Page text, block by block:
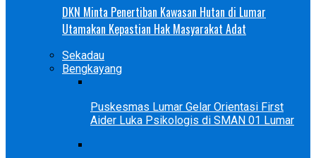
DKN Minta Penertiban Kawasan Hutan di Lumar
Utamakan Kepastian Hak Masyarakat Adat
Sekadau
Bengkayang
Puskesmas Lumar Gelar Orientasi First
Aider Luka Psikologis di SMAN 01 Lumar